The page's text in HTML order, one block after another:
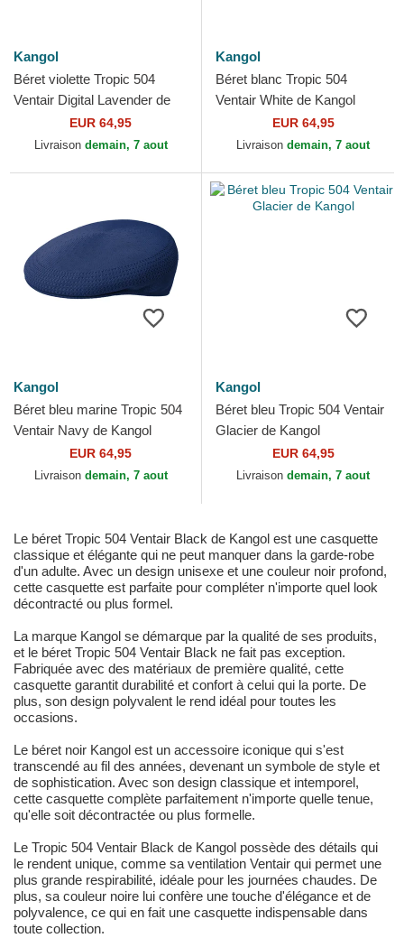
Kangol
Béret violette Tropic 504
Ventair Digital Lavender de
EUR 64,95
Livraison demain, 7 aout
Kangol
Béret blanc Tropic 504
Ventair White de Kangol
EUR 64,95
Livraison demain, 7 aout
Kangol
Béret bleu marine Tropic 504
Ventair Navy de Kangol
EUR 64,95
Livraison demain, 7 aout
Kangol
Béret bleu Tropic 504 Ventair
Glacier de Kangol
EUR 64,95
Livraison demain, 7 aout
Le béret Tropic 504 Ventair Black de Kangol est une casquette
classique et élégante qui ne peut manquer dans la garde-robe
d'un adulte. Avec un design unisexe et une couleur noir profond,
cette casquette est parfaite pour compléter n'importe quel look
décontracté ou plus formel.
La marque Kangol se démarque par la qualité de ses produits,
et le béret Tropic 504 Ventair Black ne fait pas exception.
Fabriquée avec des matériaux de première qualité, cette
casquette garantit durabilité et confort à celui qui la porte. De
plus, son design polyvalent le rend idéal pour toutes les
occasions.
Le béret noir Kangol est un accessoire iconique qui s'est
transcendé au fil des années, devenant un symbole de style et
de sophistication. Avec son design classique et intemporel,
cette casquette complète parfaitement n'importe quelle tenue,
qu'elle soit décontractée ou plus formelle.
Le Tropic 504 Ventair Black de Kangol possède des détails qui
le rendent unique, comme sa ventilation Ventair qui permet une
plus grande respirabilité, idéale pour les journées chaudes. De
plus, sa couleur noire lui confère une touche d'élégance et de
polyvalence, ce qui en fait une casquette indispensable dans
toute collection.